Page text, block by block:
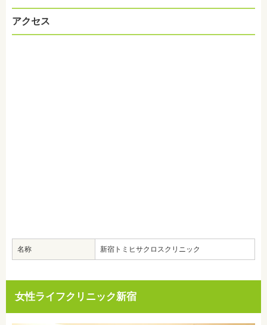
アクセス
名称 新宿トミヒサクロスクリニック
女性ライフクリニック新宿